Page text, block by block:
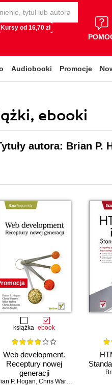
Kursy od 16,70 zł
Audiobooki Promocje
ebooki
autora: Brian P.
książka ebook
Web development.
Receptury nowej
generacji
P. Hogan, Chris Warren